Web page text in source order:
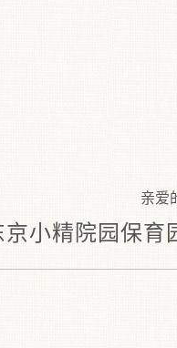
亲爱的，
京小精院园保育